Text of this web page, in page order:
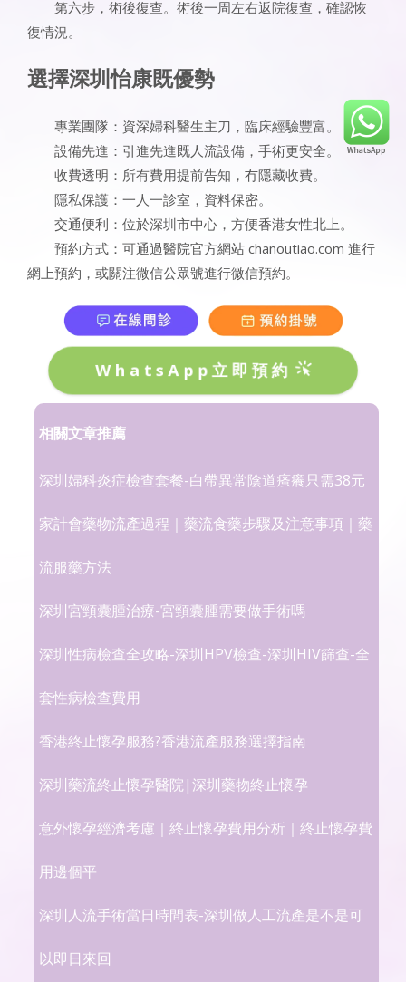
第六步，術後復查。術後一周左右返院復查，確認恢
復情況。
選擇深圳怡康既優勢
專業團隊：資深婦科醫生主刀，臨床經驗豐富。
設備先進：引進先進既人流設備，手術更安全。
收費透明：所有費用提前告知，冇隱藏收費。
隱私保護：一人一診室，資料保密。
交通便利：位於深圳市中心，方便香港女性北上。
預約方式：可通過醫院官方網站 chanoutiao.com 進行
網上預約，或關注微信公眾號進行微信預約。
WhatsApp立即預約
相關文章推薦
深圳婦科炎症檢查套餐-白帶異常陰道瘙癢只需38元
家計會藥物流產過程｜藥流食藥步驟及注意事項｜藥
流服藥方法
深圳宮頸囊腫治療-宮頸囊腫需要做手術嗎
深圳性病檢查全攻略-深圳HPV檢查-深圳HIV篩查-全
套性病檢查費用
香港終止懷孕服務?香港流產服務選擇指南
深圳藥流終止懷孕醫院|深圳藥物終止懷孕
意外懷孕經濟考慮｜終止懷孕費用分析｜終止懷孕費
用邊個平
深圳人流手術當日時間表-深圳做人工流產是不是可
以即日來回